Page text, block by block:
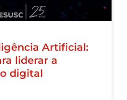
Artificial:
liderar a
digital